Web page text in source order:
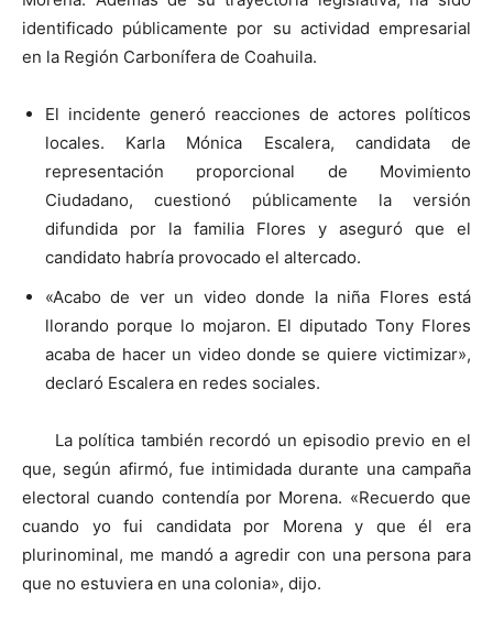
identificado públicamente por su actividad empresarial
en la Región Carbonífera de Coahuila.
El incidente generó reacciones de actores políticos
locales. Karla Mónica Escalera, candidata de
representación proporcional de Movimiento
Ciudadano, cuestionó públicamente la versión
difundida por la familia Flores y aseguró que el
candidato habría provocado el altercado.
«Acabo de ver un video donde la niña Flores está
llorando porque lo mojaron. El diputado Tony Flores
acaba de hacer un video donde se quiere victimizar»,
declaró Escalera en redes sociales.
La política también recordó un episodio previo en el
que, según afirmó, fue intimidada durante una campaña
electoral cuando contendía por Morena. «Recuerdo que
cuando yo fui candidata por Morena y que él era
plurinominal, me mandó a agredir con una persona para
que no estuviera en una colonia», dijo.